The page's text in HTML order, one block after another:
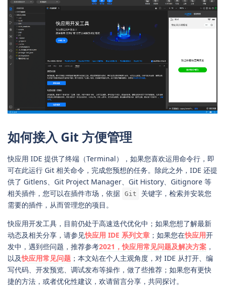
如何接入 Git 方便管理
快应用 IDE 提供了终端（Terminal），如果您喜欢运用命令行，即
可在此运行 Git 相关命令，完成您预想的任务。除此之外，IDE 还提
供了 Gitlens、Git Project Manager、Git History、Gitignore 等
相关插件，您可以在插件市场，依据 Git
关键字，检索并安装您
需要的插件，从而管理您的项目。
快应用开发工具，目前仍处于高速迭代优化中；如果您想了解最新
动态及相关分享，请参见快应用 IDE 系列文章 ；如果您在快应用开
发中，遇到些问题，推荐参考2021，快应用常见问题及解决方案 ，
以及快应用常见问题 ；本文站在个人主观角度，对 IDE 从打开、编
写代码、开发预览、调试发布等操作，做了些推荐；如果您有更快
捷的方法，或者优化性建议，欢请留言分享，共同探讨。